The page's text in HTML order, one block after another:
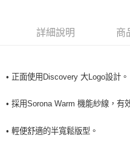
每筆NT$60，滿NT$990(含以上
每筆NT$60，滿NT$990(含以上)
宅配
詳細說明 商
• 正面使用Discovery 大Logo設計。
• 採用Sorona Warm 機能紗線，有
• 輕便舒適的半寬鬆版型。